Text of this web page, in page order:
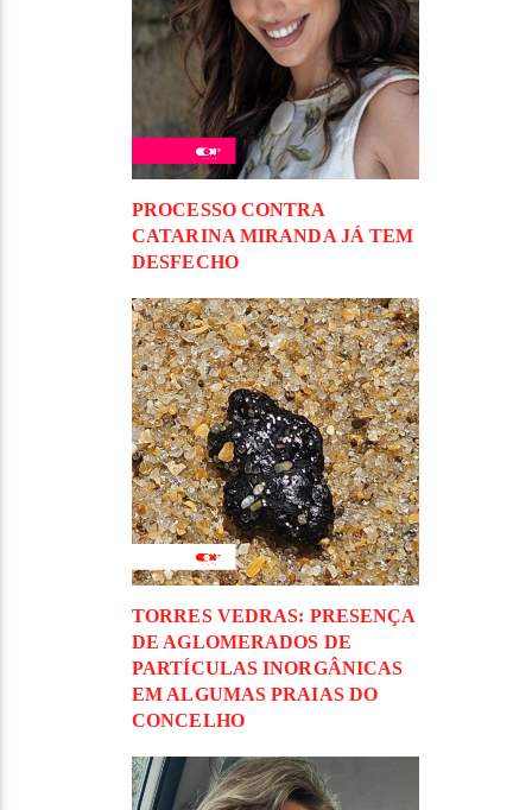
PROCESSO CONTRA
CATARINA MIRANDA JÁ TEM
DESFECHO
TORRES VEDRAS: PRESENÇA
DE AGLOMERADOS DE
PARTÍCULAS INORGÂNICAS
EM ALGUMAS PRAIAS DO
CONCELHO